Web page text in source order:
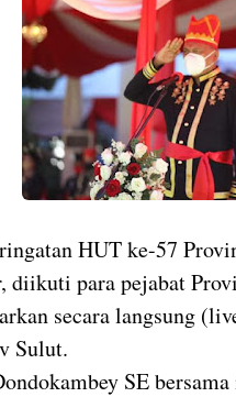
HUT ke-57
diikuti para pejabat
secara langsung
Sulut.
SE